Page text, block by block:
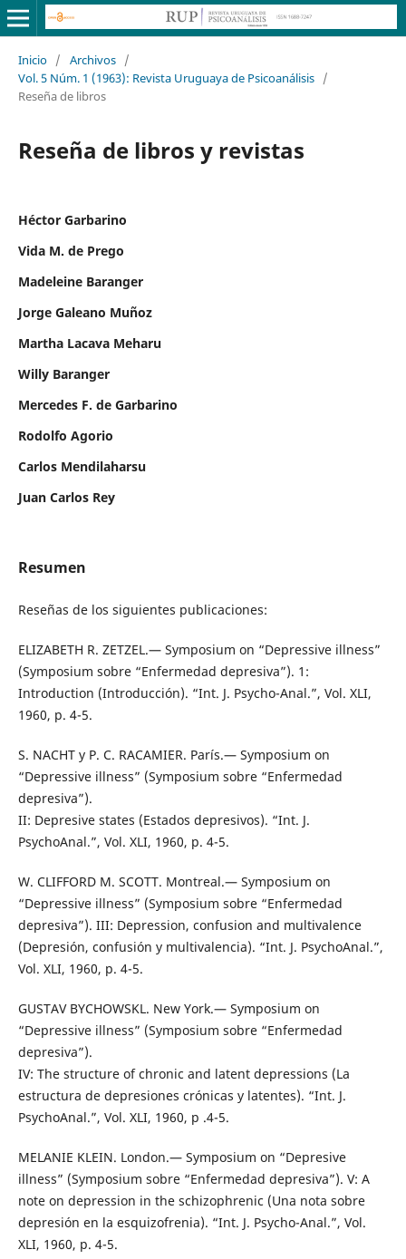
Inicio / Archivos /
Vol. 5 Núm. 1 (1963): Revista Uruguaya de Psicoanálisis /
Reseña de libros
Reseña de libros y revistas
Héctor Garbarino
Vida M. de Prego
Madeleine Baranger
Jorge Galeano Muñoz
Martha Lacava Meharu
Willy Baranger
Mercedes F. de Garbarino
Rodolfo Agorio
Carlos Mendilaharsu
Juan Carlos Rey
Resumen
Reseñas de los siguientes publicaciones:
ELIZABETH R. ZETZEL.— Symposium on “Depressive illness”
(Symposium sobre “Enfermedad depresiva”). 1:
Introduction (Introducción). “Int. J. Psycho-Anal.”, Vol. XLI,
1960, p. 4-5.
S. NACHT y P. C. RACAMIER. París.— Symposium on
“Depressive illness” (Symposium sobre “Enfermedad
depresiva”).
II: Depresive states (Estados depresivos). “Int. J.
PsychoAnal.”, Vol. XLI, 1960, p. 4-5.
W. CLIFFORD M. SCOTT. Montreal.— Symposium on
“Depressive illness” (Symposium sobre “Enfermedad
depresiva”). III: Depression, confusion and multivalence
(Depresión, confusión y multivalencia). “Int. J. PsychoAnal.”,
Vol. XLI, 1960, p. 4-5.
GUSTAV BYCHOWSKL. New York.— Symposium on
“Depressive illness” (Symposium sobre “Enfermedad
depresiva”).
IV: The structure of chronic and latent depressions (La
estructura de depresiones crónicas y latentes). “Int. J.
PsychoAnal.”, Vol. XLI, 1960, p .4-5.
MELANIE KLEIN. London.— Symposium on “Depresive
illness” (Symposium sobre “Enfermedad depresiva”). V: A
note on depression in the schizophrenic (Una nota sobre
depresión en la esquizofrenia). “Int. J. Psycho-Anal.”, Vol.
XLI, 1960, p. 4-5.